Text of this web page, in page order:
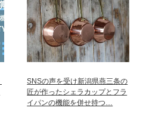
SNSの声を受け新潟県燕三条の
匠が作ったシェラカップとフラ
イパンの機能を併せ持つ…